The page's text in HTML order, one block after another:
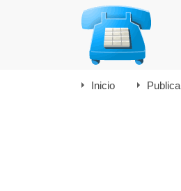
Inicio